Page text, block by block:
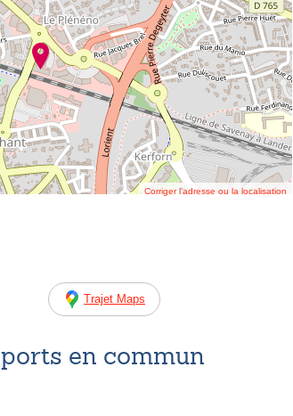
Corriger l’adresse ou la localisation
Trajet Maps
en commun